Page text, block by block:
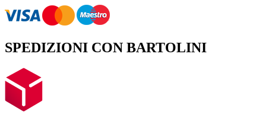
SPEDIZIONI CON BARTOLINI